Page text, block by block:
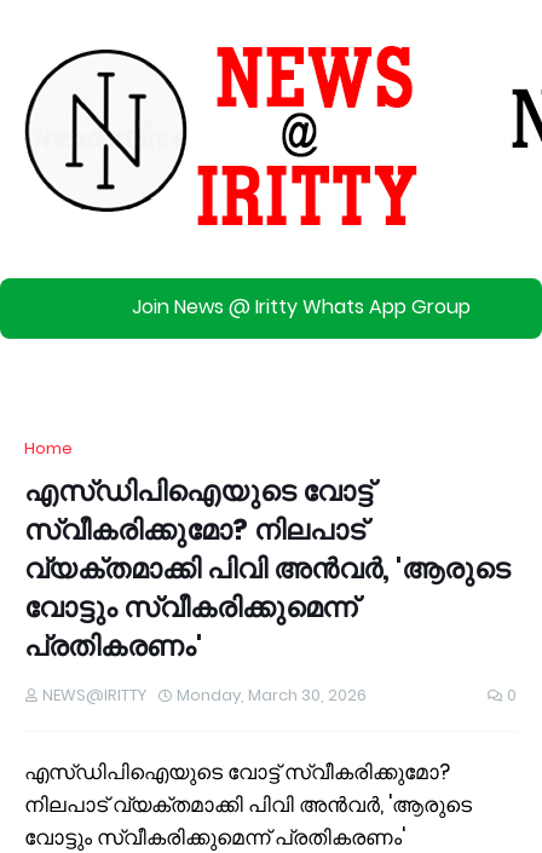
Join News @ Iritty Whats App Group
Home
എസ്ഡിപിഐയുടെ വോട്ട്
സ്വീകരിക്കുമോ? നിലപാട്
വ്യക്തമാക്കി പിവി അൻവർ, 'ആരുടെ
വോട്ടും സ്വീകരിക്കുമെന്ന്
പ്രതികരണം'
NEWS@IRITTY Monday, March 30, 2026 0
എസ്ഡിപിഐയുടെ വോട്ട് സ്വീകരിക്കുമോ?
നിലപാട് വ്യക്തമാക്കി പിവി അൻവർ, 'ആരുടെ
വോട്ടും സ്വീകരിക്കുമെന്ന് പ്രതികരണം'